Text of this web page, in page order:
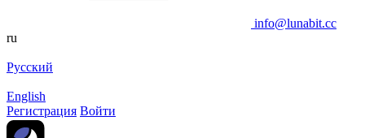
info@lunabit.cc
ru
Русский
English
Регистрация Войти